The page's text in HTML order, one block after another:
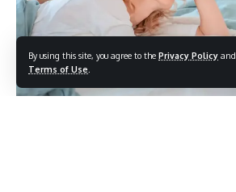
By using this site, you agree to the Privacy Policy and
Terms of Use